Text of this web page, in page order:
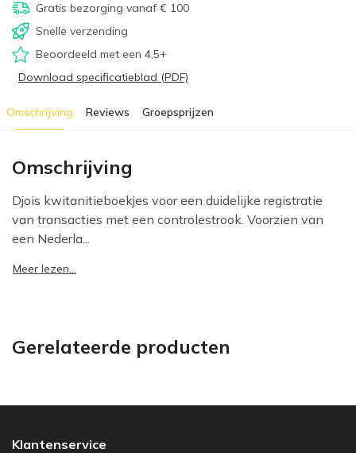
Gratis bezorging vanaf € 100
Snelle verzending
Beoordeeld met een 4,5+
Download specificatieblad (PDF)
Omschrijving Reviews Groepsprijzen
Omschrijving
Djois kwitanitieboekjes voor een duidelijke registratie
van transacties met een controlestrook. Voorzien van
een Nederla...
Meer lezen...
Gerelateerde producten
Klantenservice